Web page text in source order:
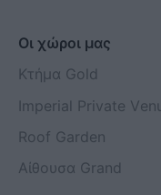
Οι χώροι μας
Κτήμα Gold
Imperial Private
Roof Garden
Αίθουσα Grand